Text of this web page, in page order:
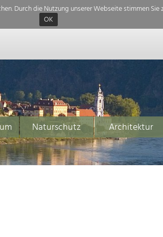
Durch die Nutzung unserer Webseite stimmen
OK
Naturschutz Architektur